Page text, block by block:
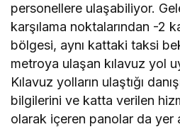
personellere ulaşabiliyor.
karşılama noktalarından -2
bölgesi, aynı kattaki taksi
metroya ulaşan kılavuz yol
Kılavuz yolların ulaştığı
bilgilerini ve katta verilen
olarak içeren panolar da yer